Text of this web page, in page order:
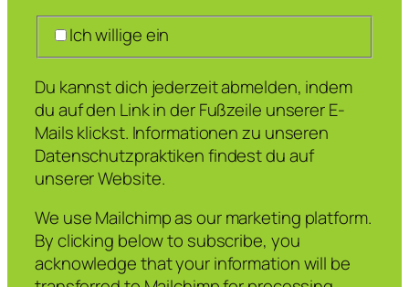
Ich willige ein
Du kannst dich jederzeit abmelden, indem
du auf den Link in der Fußzeile unserer E-
Mails klickst. Informationen zu unseren
Datenschutzpraktiken findest du auf
unserer Website.
We use Mailchimp as our marketing platform.
By clicking below to subscribe, you
acknowledge that your information will be